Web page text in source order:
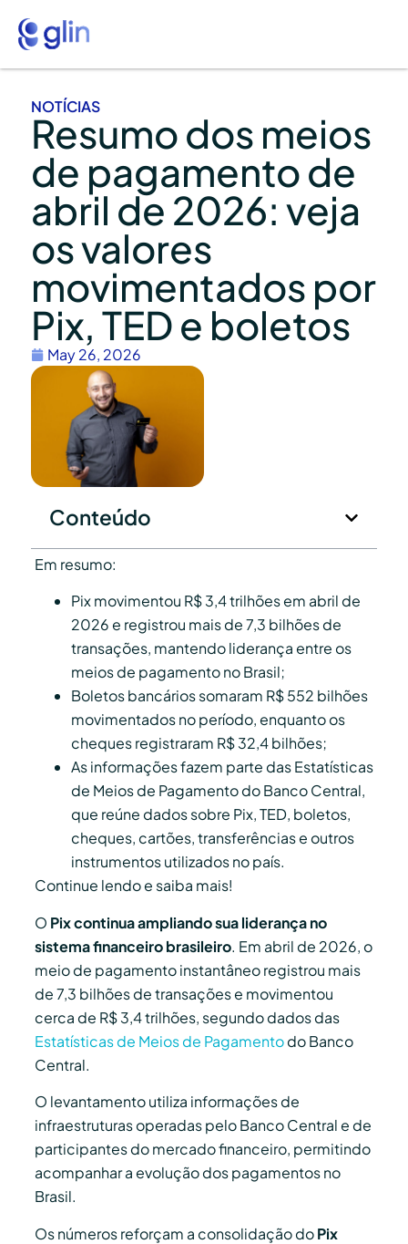
NOTÍCIAS
Resumo dos meios
de pagamento de
abril de 2026: veja
os valores
movimentados por
Pix, TED e boletos
May 26, 2026
Conteúdo
Em resumo:
Pix movimentou R$ 3,4 trilhões em abril de
2026 e registrou mais de 7,3 bilhões de
transações, mantendo liderança entre os
meios de pagamento no Brasil;
Boletos bancários somaram R$ 552 bilhões
movimentados no período, enquanto os
cheques registraram R$ 32,4 bilhões;
As informações fazem parte das Estatísticas
de Meios de Pagamento do Banco Central,
que reúne dados sobre Pix, TED, boletos,
cheques, cartões, transferências e outros
instrumentos utilizados no país.
Continue lendo e saiba mais!
O Pix continua ampliando sua liderança no
sistema financeiro brasileiro. Em abril de 2026, o
meio de pagamento instantâneo registrou mais
de 7,3 bilhões de transações e movimentou
cerca de R$ 3,4 trilhões, segundo dados das
Estatísticas de Meios de Pagamentodo Banco
Central.
O levantamento utiliza informações de
infraestruturas operadas pelo Banco Central e de
participantes do mercado financeiro, permitindo
acompanhar a evolução dos pagamentos no
Brasil.
Os números reforçam a consolidação doPix